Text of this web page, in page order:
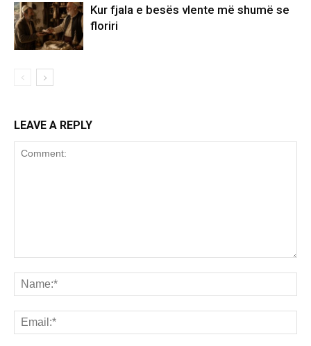
Kur fjala e besës vlente më shumë se
floriri
LEAVE A REPLY